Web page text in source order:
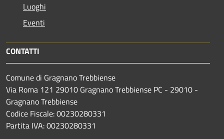
Luoghi
Eventi
CONTATTI
Comune di Gragnano Trebbiense
Via Roma 121 29010 Gragnano Trebbiense PC - 29010 -
Gragnano Trebbiense
Codice Fiscale: 00230280331
Partita IVA: 00230280331